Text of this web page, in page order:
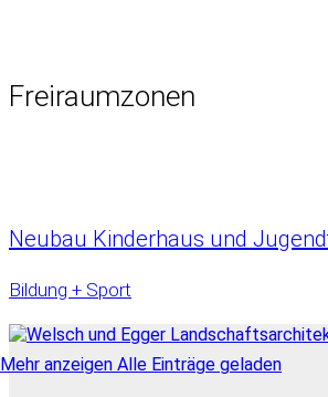
Freiraumzonen
Neubau Kinderhaus und
Bildung + Sport
Mehr anzeigen Alle Einträge geladen